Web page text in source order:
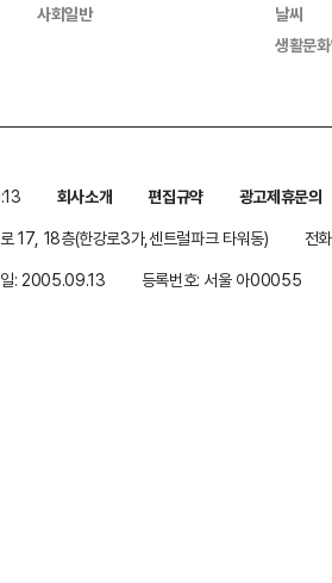
사회일반
날씨
생활문
회사소개 편집규약
광고제휴문의
17, 18층(한강로3가,센트럴파크 타워동)
전
일: 2005.09.13 등록번호: 서울 아00055